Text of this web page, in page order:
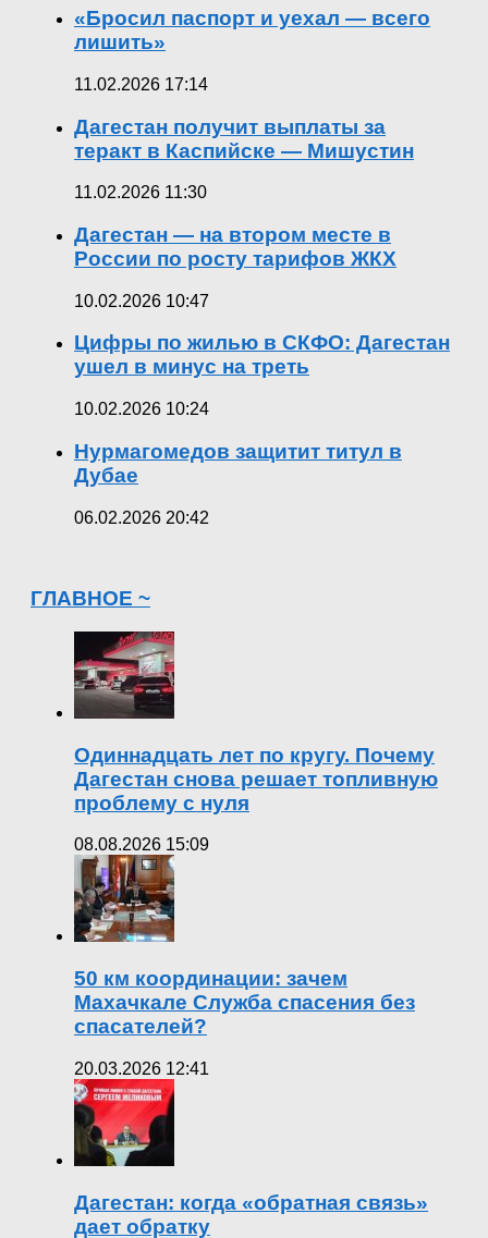
«Бросил паспорт и уехал — всего
лишить»
11.02.2026 17:14
Дагестан получит выплаты за
теракт в Каспийске — Мишустин
11.02.2026 11:30
Дагестан — на втором месте в
России по росту тарифов ЖКХ
10.02.2026 10:47
Цифры по жилью в СКФО: Дагестан
ушел в минус на треть
10.02.2026 10:24
Нурмагомедов защитит титул в
Дубае
06.02.2026 20:42
ГЛАВНОЕ ~
Одиннадцать лет по кругу. Почему
Дагестан снова решает топливную
проблему с нуля
08.08.2026 15:09
50 км координации: зачем
Махачкале Служба спасения без
спасателей?
20.03.2026 12:41
Дагестан: когда «обратная связь»
дает обратку